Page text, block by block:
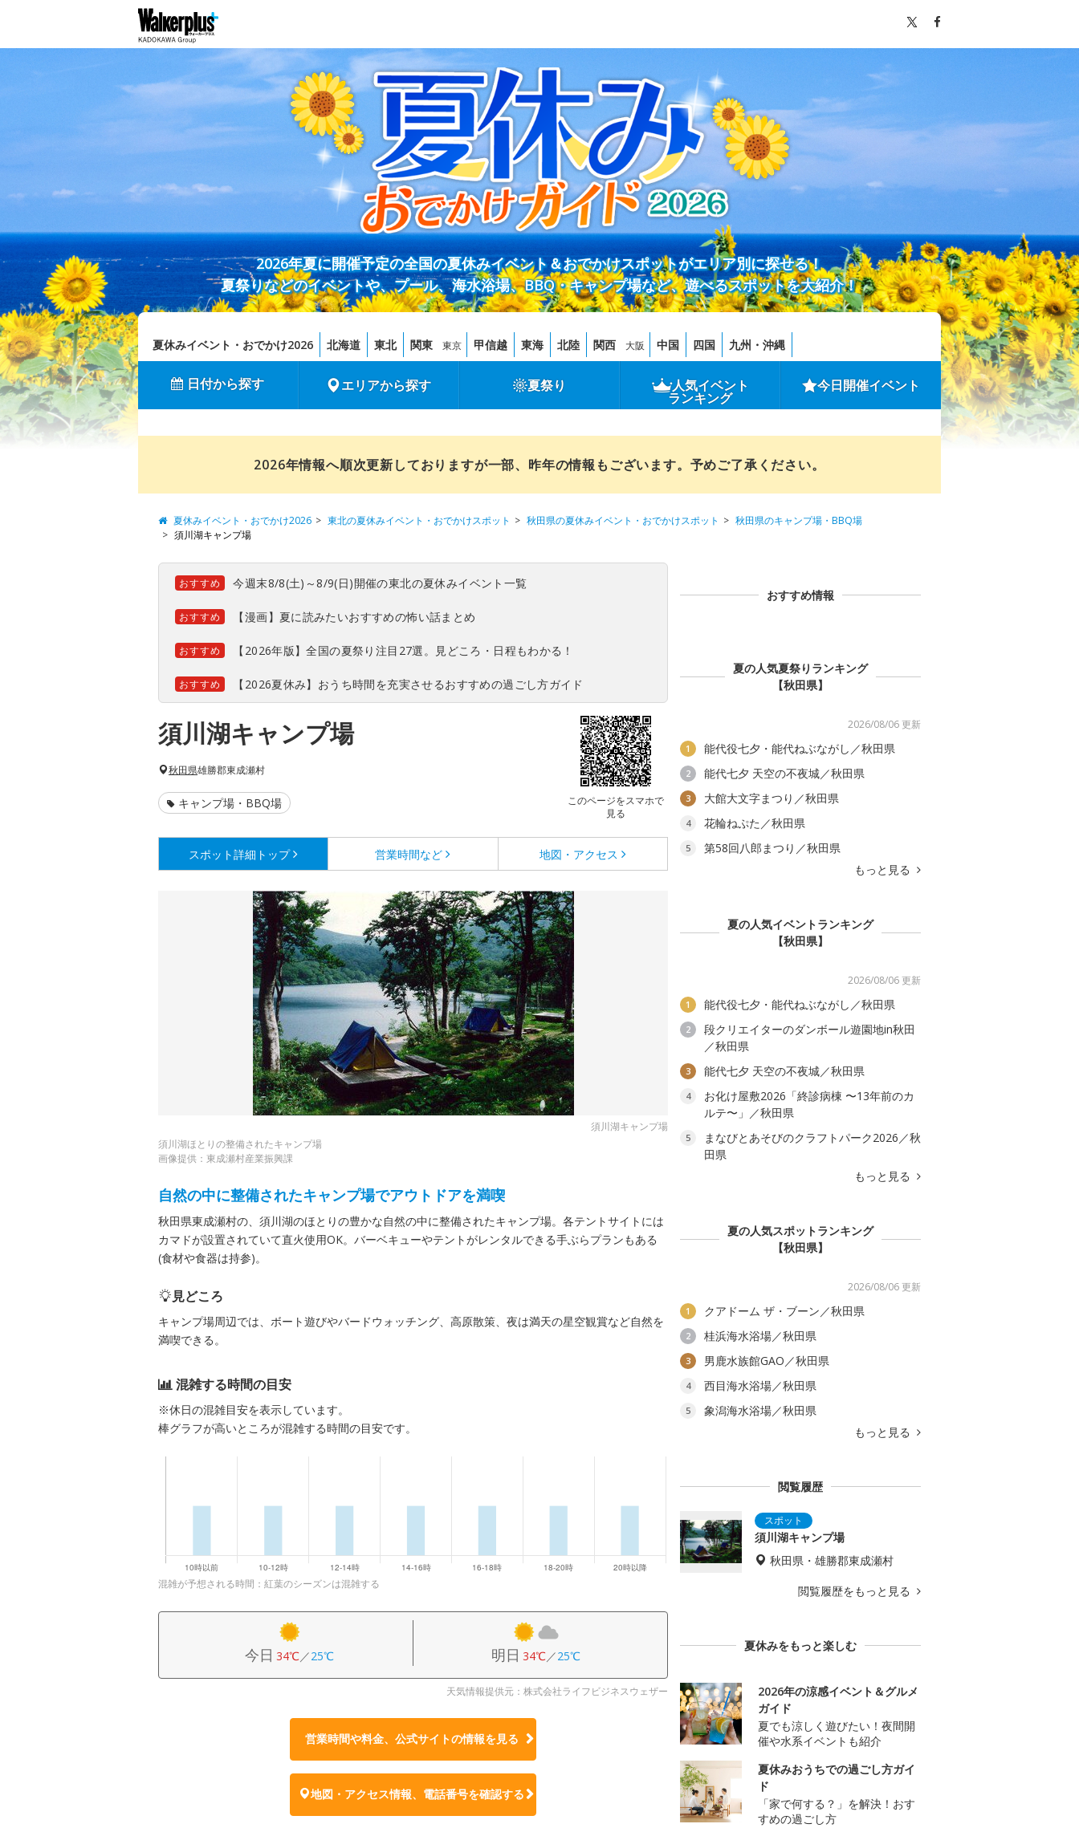
2026年夏に開催予定の全国の夏休みイベント＆おでかけスポットがエリア別に探せる！
夏祭りなどのイベントや、プール、海水浴場、BBQ・キャンプ場など、遊べるスポットを大紹介！
夏休みイベント・おでかけ2026 北海道 東北 関東 東京 甲信越 東海 北陸 関西 大阪 中国 四国 九州・沖縄
日付から探す エリアから探す 夏祭り 人気イベント
ランキング
今日開催イベント
2026年情報へ順次更新しておりますが一部、昨年の情報もございます。予めご了承ください。
夏休みイベント・おでかけ2026 東北の夏休みイベント・おでかけスポット 秋田県の夏休みイベント・おでかけスポット
秋田県のキャンプ場・BBQ場
須川湖キャンプ場
おすすめ 今週末8/8(土)～8/9(日)開催の東北の夏休みイベント一覧
おすすめ 【漫画】夏に読みたいおすすめの怖い話まとめ
おすすめ 【2026年版】全国の夏祭り注目27選。見どころ・日程もわかる！
おすすめ 【2026夏休み】おうち時間を充実させるおすすめの過ごし方ガイド
須川湖キャンプ場
このページをスマホで
見る
秋田県雄勝郡東成瀬村
キャンプ場・BBQ場
スポット詳細 トップ 営業時間など 地図・アクセス
須川湖キャンプ場
須川湖ほとりの整備されたキャンプ場
画像提供：東成瀬村産業振興課
自然の中に整備されたキャンプ場でアウトドアを満喫
秋田県東成瀬村の、須川湖のほとりの豊かな自然の中に整備されたキャンプ場。各テントサイトには
カマドが設置されていて直火使用OK。バーベキューやテントがレンタルできる手ぶらプランもある
(食材や食器は持参)。
見どころ
キャンプ場周辺では、ボート遊びやバードウォッチング、高原散策、夜は満天の星空観賞など自然を
満喫できる。
混雑する時間の目安
※休日の混雑目安を表示しています。
棒グラフが高いところが混雑する時間の目安です。
混雑が予想される時間：紅葉のシーズンは混雑する
今日 34℃／25℃ 明日 34℃／25℃
天気情報提供元：株式会社ライフビジネスウェザー
営業時間や料金、公式サイトの情報を見る
地図・アクセス情報、電話番号を確認する
おすすめ情報
夏の人気夏祭りランキング
【秋田県】
2026/08/06 更新
1 能代役七夕・能代ねぶながし／秋田県
2 能代七夕 天空の不夜城／秋田県
3 大館大文字まつり／秋田県
4 花輪ねぷた／秋田県
5
第58回八郎まつり／秋田県
もっと見る
夏の人気イベントランキング
【秋田県】
2026/08/06 更新
1 能代役七夕・能代ねぶながし／秋田県
2
段クリエイターのダンボール遊園地in秋田
／秋田県
3 能代七夕 天空の不夜城／秋田県
4
お化け屋敷2026「終診病棟 〜13年前のカ
ルテ〜」／秋田県
5
まなびとあそびのクラフトパーク2026／秋
田県
もっと見る
夏の人気スポットランキング
【秋田県】
2026/08/06 更新
1 クアドーム ザ・ブーン／秋田県
2 桂浜海水浴場／秋田県
3 男鹿水族館GAO／秋田県
4 西目海水浴場／秋田県
5
象潟海水浴場／秋田県
もっと見る
閲覧履歴
須川湖キャンプ場
秋田県・雄勝郡東成瀬村
閲覧履歴をもっと見る
夏休みをもっと楽しむ
2026年の涼感イベント＆グルメ
ガイド
夏でも涼しく遊びたい！夜間開
催や水系イベントも紹介
夏休みおうちでの過ごし方ガイ
ド
「家で何する？」を解決！おす
すめの過ごし方